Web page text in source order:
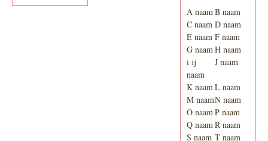
A naamB naam
C naam D naam
E naam F naam
G naamH naam
i ij
naam
J naam
K naamL naam
M naamN naam
O naamP naam
Q naamR naam
S naam T naam